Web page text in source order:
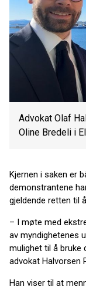
Advokat Olaf
Oline Bredeli i
Kjernen i saken er
demonstrantene
gjeldende retten til
– I møte med
av myndighetenes
mulighet til å bruke
advokat Halvorsen
Han viser til at